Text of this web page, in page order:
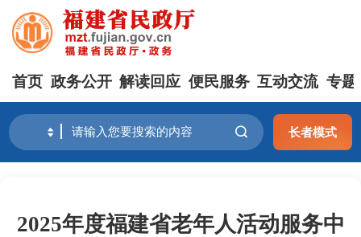
首页 政务公开 解读回应 便民服务 互动交流 专题
长者模式
2025年度福建省老年人活动服务中